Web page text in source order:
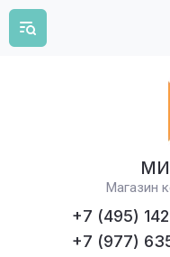
Магазин
+7 (495)
+7 (977)